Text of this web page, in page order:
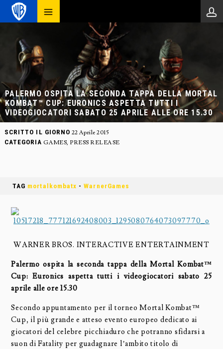
PALERMO OSPITA LA SECONDA TAPPA DELLA MORTAL
KOMBAT™ CUP: EURONICS ASPETTA TUTTI I
VIDEOGIOCATORI SABATO 25 APRILE ALLE ORE 15.30
SCRITTO IL GIORNO 22 Aprile 2015
CATEGORIA GAMES, PRESS RELEASE
TAG mortalkombatx -WarnerGames
WARNER BROS. INTERACTIVE ENTERTAINMENT
Palermo ospita la seconda tappa della Mortal Kombat™
Cup: Euronics aspetta tutti i videogiocatori sabato 25
aprile alle ore 15.30
Secondo appuntamento per il torneo Mortal Kombat™
Cup, il più grande e atteso evento europeo dedicato ai
giocatori del celebre picchiaduro che potranno sfidarsi a
suon di Fatality per guadagnare l’ambito titolo di